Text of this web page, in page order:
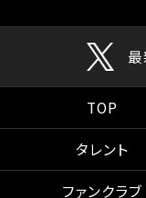
最
TOP
タレント
ファンクラブ